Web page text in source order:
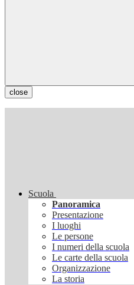
close
Scuola
Panoramica
Presentazione
I luoghi
Le persone
I numeri della scuola
Le carte della scuola
Organizzazione
La storia